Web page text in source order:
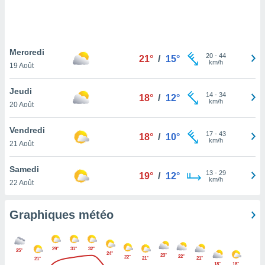
pas
de
cas,
que
sur le
ne
Mercredi
19 Août
21° / 15° 20- 44
km/h
Jeudi
20 Août
18° / 12° 14- 34
km/h
Vendredi
21 Août
18° / 10° 17- 43
km/h
Samedi
22 Août
19° / 12° 13- 29
km/h
Graphiques météo
25°
21°
29° 31°
32°
24°
22° 21°
23° 22°
21°
18°
18°